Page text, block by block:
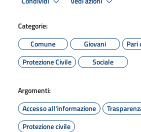
Categorie:
Comune
Giovani
Pari
Protezione Civile
Sociale
Argomenti:
Accesso all'informazione
Protezione civile